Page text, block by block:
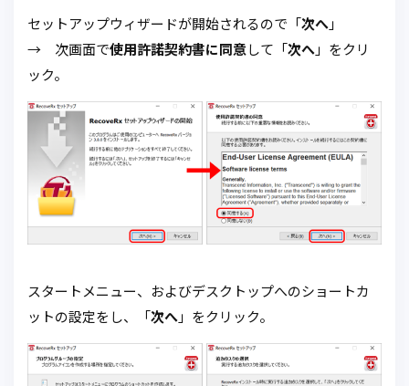
セットアップウィザードが開始されるので「次へ」
→ 次画面で使用許諾契約書に同意して「次へ」をクリ
ック。
スタートメニュー、およびデスクトップへのショートカ
ットの設定をし、「次へ」をクリック。